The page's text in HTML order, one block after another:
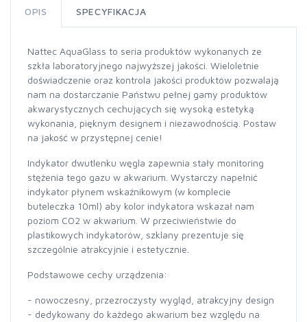
OPIS SPECYFIKACJA
Nattec AquaGlass to seria produktów wykonanych ze
szkła laboratoryjnego najwyższej jakości. Wieloletnie
doświadczenie oraz kontrola jakości produktów pozwalają
nam na dostarczanie Państwu pełnej gamy produktów
akwarystycznych cechujących się wysoką estetyką
wykonania, pięknym designem i niezawodnością. Postaw
na jakość w przystępnej cenie!
Indykator dwutlenku węgla zapewnia stały monitoring
stężenia tego gazu w akwarium. Wystarczy napełnić
indykator płynem wskaźnikowym (w komplecie
buteleczka 10ml) aby kolor indykatora wskazał nam
poziom CO2 w akwarium. W przeciwieństwie do
plastikowych indykatorów, szklany prezentuje się
szczególnie atrakcyjnie i estetycznie.
Podstawowe cechy urządzenia:
- nowoczesny, przezroczysty wygląd, atrakcyjny design
- dedykowany do każdego akwarium bez względu na